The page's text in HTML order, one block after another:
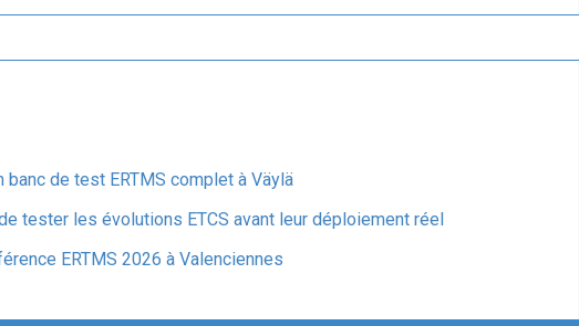
banc de test ERTMS complet à Väylä
tester les évolutions ETCS avant leur déploiement réel
ERTMS 2026 à Valenciennes